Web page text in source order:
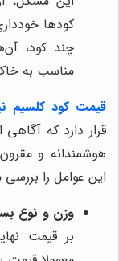
کودها
چند کود،
مناسب به
قیمت کود کلسیم
قرار دارد که
هوشمندانه و
این عوامل را
وزن و نوع
بر قیمت